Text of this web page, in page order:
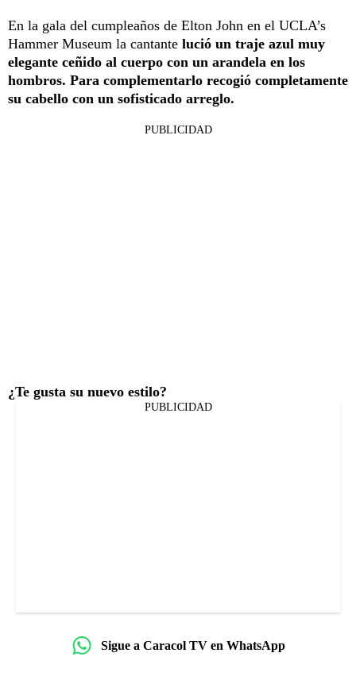
En la gala del cumpleaños de Elton John en el UCLA’s
Hammer Museum la cantante lució un traje azul muy
elegante ceñido al cuerpo con un arandela en los
hombros. Para complementarlo recogió completamente
su cabello con un sofisticado arreglo.
PUBLICIDAD
¿Te gusta su nuevo estilo?
PUBLICIDAD
Sigue a Caracol TV en WhatsApp